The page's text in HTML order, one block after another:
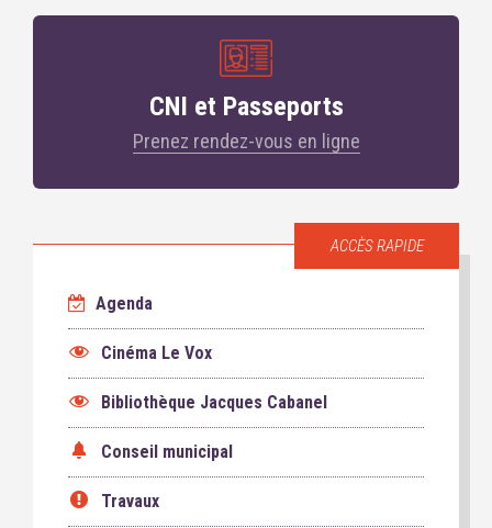
CNI et Passeports
Prenez rendez-vous en ligne
ACCÈS RAPIDE
Agenda
Cinéma Le Vox
Bibliothèque Jacques Cabanel
Conseil municipal
Travaux